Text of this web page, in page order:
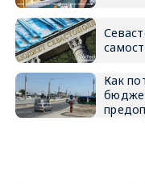
Как